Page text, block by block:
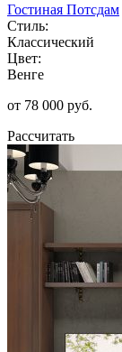
Гостиная Потсдам
Стиль:
Классический
Цвет:
Венге
от 78 000 руб.
Рассчитать